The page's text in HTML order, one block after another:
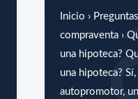
hipoteca?
Inicio ›
compraventa ›
una hipoteca?
una hipoteca?
autopromotor,